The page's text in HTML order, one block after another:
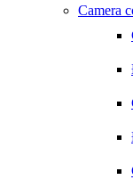
Camera